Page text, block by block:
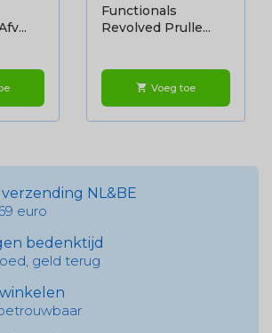
Functionals
Revolved Prulle...
shopping_cart Voeg toe
verzending NL&BE
euro
bedenktijd
geld terug